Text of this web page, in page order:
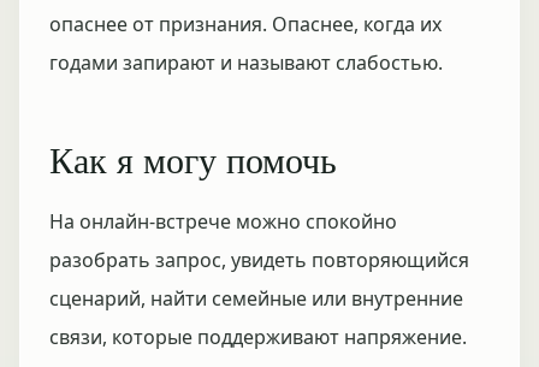
опаснее от признания. Опаснее, когда их
годами запирают и называют слабостью.
Как я могу помочь
На онлайн-встрече можно спокойно
разобрать запрос, увидеть повторяющийся
сценарий, найти семейные или внутренние
связи, которые поддерживают напряжение.